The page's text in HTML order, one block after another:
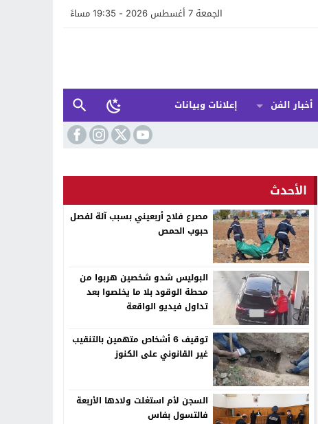
الجمعة 7 أغسطس 2026 - 19:35 مساءً
أخبار الفن
إعلانات وبيانات
الأحدث
مصرع فلاح أربعيني بسبب آلة لفصل
حبوب الحمص
البوليس شدو شخصين هربوا من
محطة الوقود بلا ما يخلصوا بعد
تداول فيديو الواقعة
توقيف 6 أشخاص متهمين بالتنقيب
غير القانوني على الكنوز
السجن لأم استغلت ولادها الأربعة
فالتسول بفاس